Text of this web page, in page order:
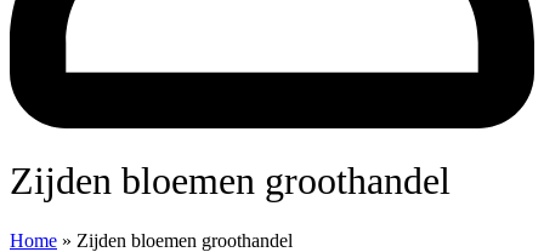
Zijden bloemen groothandel
Home » Zijden bloemen groothandel